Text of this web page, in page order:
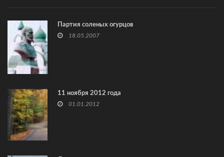
Партия соленых огурцов
18.05.2007
11 ноября 2012 года
01.01.2012